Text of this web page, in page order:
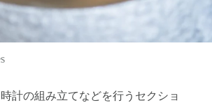
計の組み立てなどを行うセクショ